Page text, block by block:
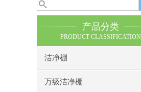
产品分类
PRODUCT CLASSIFICATION
洁净棚
万级洁净棚